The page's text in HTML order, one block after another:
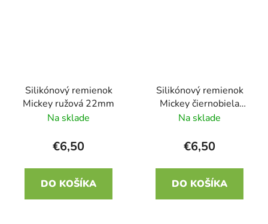
Silikónový remienok
Mickey ružová 22mm
Na sklade
€6,50
DO KOŠÍKA
Silikónový remienok
Mickey čiernobiela
22mm
Na sklade
€6,50
DO KOŠÍKA